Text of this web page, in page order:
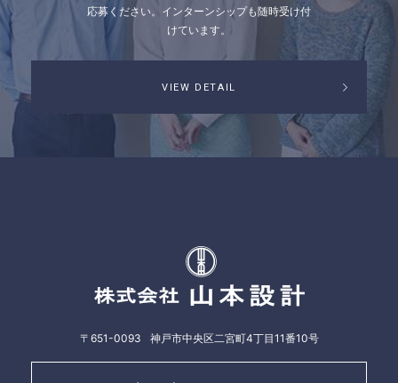
応募ください。 インターンシップも随時受け付
けています。
VIEW DETAIL
〒651-0093 神戸市中央区二宮町4丁目11番10号